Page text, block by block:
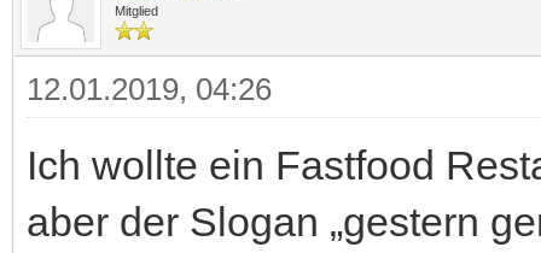
Mitglied
12.01.2019, 04:26
Ich wollte ein Fastfood
aber der Slogan „gestern